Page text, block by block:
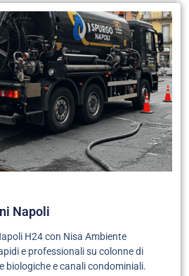
Napoli
H24 con Nisa Ambiente
e professionali su colonne di
biologiche e canali condominiali.